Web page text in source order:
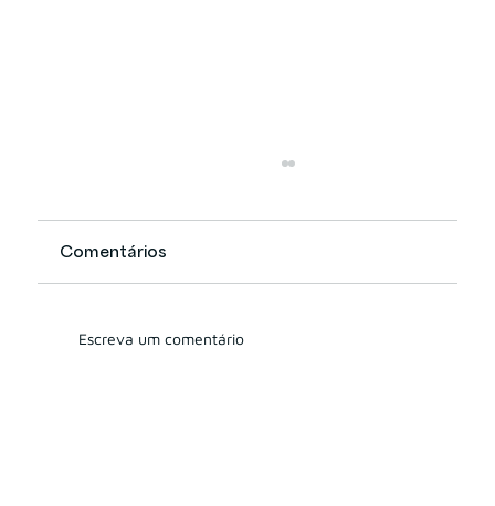
Comentários
Escreva um comentário